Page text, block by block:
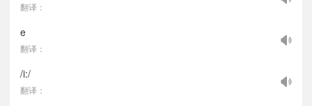
翻译：
e
翻译：
/i:/
翻译：